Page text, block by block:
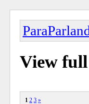
View
1 2 3 »